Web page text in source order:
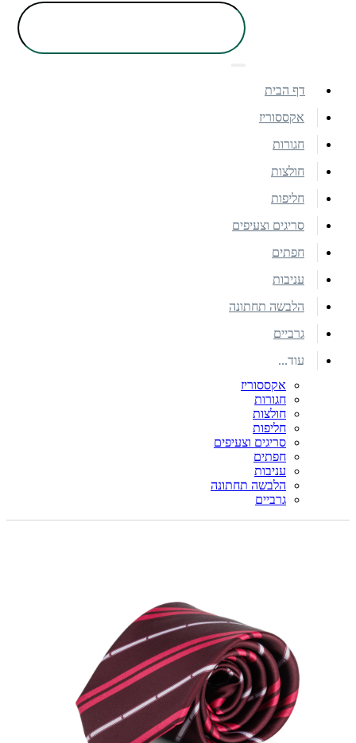
דף הבית
אקססוריז
חגורות
חולצות
חליפות
סריגים וצעיפים
חפתים
עניבות
הלבשה תחתונה
גרביים
עוד...
אקססוריז
חגורות
חולצות
חליפות
סריגים וצעיפים
חפתים
עניבות
הלבשה תחתונה
גרביים